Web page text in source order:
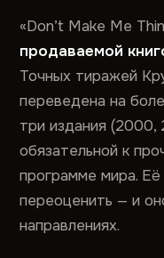
«Don’t Make Me
продаваемой
Точных тиражей
переведена на
три издания (2000,
обязательной к
программе мира.
переоценить — и
направлениях.